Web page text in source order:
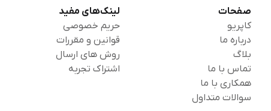
صفحات
کاپریو
درباره ما
بلاگ
تماس با ما
همکاری با ما
سوالات متداول
لینک‌های مفید
حریم خصوصی
قوانین و مقررات
روش های ارسال
اشتراک تجربه